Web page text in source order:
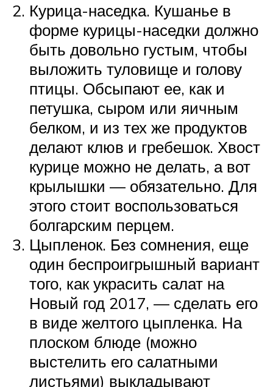
Курица-наседка. Кушанье в
форме курицы-наседки должно
быть довольно густым, чтобы
выложить туловище и голову
птицы. Обсыпают ее, как и
петушка, сыром или яичным
белком, и из тех же продуктов
делают клюв и гребешок. Хвост
курице можно не делать, а вот
крылышки — обязательно. Для
этого стоит воспользоваться
болгарским перцем.
Цыпленок. Без сомнения, еще
один беспроигрышный вариант
того, как украсить салат на
Новый год 2017, — сделать его
в виде желтого цыпленка. На
плоском блюде (можно
выстелить его салатными
листьями) выкладывают